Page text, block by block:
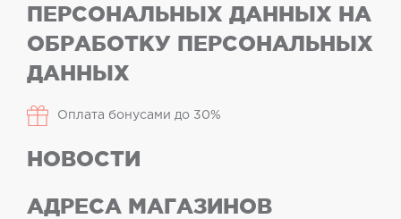
ПЕРСОНАЛЬНЫХ ДАННЫХ НА
ОБРАБОТКУ ПЕРСОНАЛЬНЫХ
ДАННЫХ
Оплата бонусами до 30%
НОВОСТИ
АДРЕСА МАГАЗИНОВ